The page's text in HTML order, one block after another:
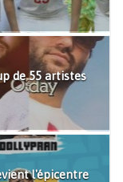
de 55 artistes
l'épicentre